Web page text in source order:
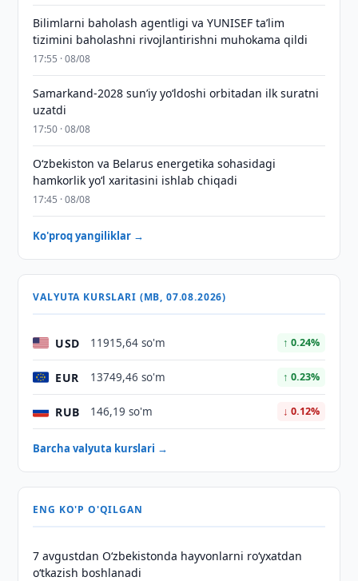
Bilimlarni baholash agentligi va YUNISEF taʼlim
tizimini baholashni rivojlantirishni muhokama qildi
17:55 · 08/08
Samarkand-2028 sunʼiy yo‘ldoshi orbitadan ilk suratni
uzatdi
17:50 · 08/08
Oʻzbekiston va Belarus energetika sohasidagi
hamkorlik yoʻl xaritasini ishlab chiqadi
17:45 · 08/08
Ko'proq yangiliklar →
VALYUTA KURSLARI (MB, 07.08.2026)
USD 11915,64 so'm ↑ 0.24%
EUR 13749,46 so'm ↑ 0.23%
RUB 146,19 so'm ↓ 0.12%
Barcha valyuta kurslari →
ENG KO'P O'QILGAN
7 avgustdan O‘zbekistonda hayvonlarni ro‘yxatdan
o‘tkazish boshlanadi